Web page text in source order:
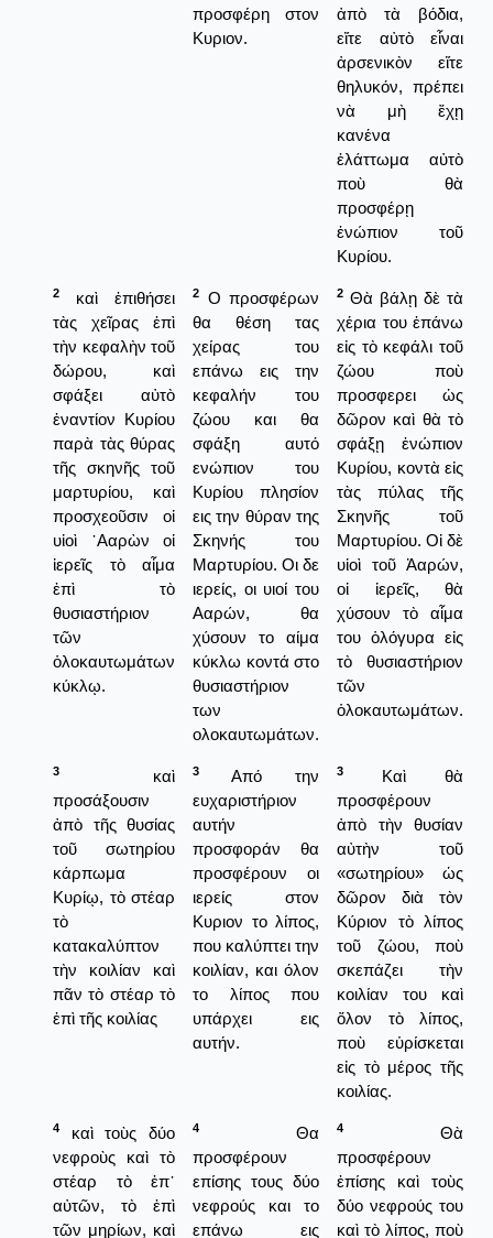
προσφέρη στον
Κυριον.
ἀπὸ τὰ βόδια,
εἴτε αὐτὸ εἶναι
ἀρσενικὸν εἴτε
θηλυκόν, πρέπει
νὰ μὴ ἔχῃ
κανένα
ἐλάττωμα αὐτὸ
ποὺ θὰ
προσφέρῃ
ἐνώπιον τοῦ
Κυρίου.
2
καὶ ἐπιθήσει
τὰς χεῖρας ἐπὶ
τὴν κεφαλὴν τοῦ
δώρου, καὶ
σφάξει αὐτὸ
ἐναντίον Κυρίου
παρὰ τὰς θύρας
τῆς σκηνῆς τοῦ
μαρτυρίου, καὶ
προσχεοῦσιν οἱ
υἱοὶ ᾿Ααρὼν οἱ
ἱερεῖς τὸ αἷμα
ἐπὶ τὸ
θυσιαστήριον
τῶν
ὁλοκαυτωμάτων
κύκλῳ.
2
Ο προσφέρων
θα θέση τας
χείρας του
επάνω εις την
κεφαλήν του
ζώου και θα
σφάξη αυτό
ενώπιον του
Κυρίου πλησίον
εις την θύραν της
Σκηνής του
Μαρτυρίου. Οι δε
ιερείς, οι υιοί του
Ααρών, θα
χύσουν το αίμα
κύκλω κοντά στο
θυσιαστήριον
των
ολοκαυτωμάτων.
2 Θὰ βάλῃ δὲ τὰ
χέρια του ἐπάνω
εἰς τὸ κεφάλι τοῦ
ζώου ποὺ
προσφερει ὡς
δῶρον καὶ θὰ τὸ
σφάξῃ ἐνώπιον
Κυρίου, κοντὰ εἰς
τὰς πύλας τῆς
Σκηνῆς τοῦ
Μαρτυρίου. Οἱ δὲ
υἱοὶ τοῦ Ἀαρών,
οἱ ἱερεῖς, θὰ
χύσουν τὸ αἷμα
του ὁλόγυρα εἰς
τὸ θυσιαστήριον
τῶν
ὁλοκαυτωμάτων.
3
καὶ
προσάξουσιν
ἀπὸ τῆς θυσίας
τοῦ σωτηρίου
κάρπωμα
Κυρίῳ, τὸ στέαρ
τὸ
κατακαλύπτον
τὴν κοιλίαν καὶ
πᾶν τὸ στέαρ τὸ
ἐπὶ τῆς κοιλίας
3
Από την
ευχαριστήριον
αυτήν
προσφοράν θα
προσφέρουν οι
ιερείς στον
Κυριον το λίπος,
που καλύπτει την
κοιλίαν, και όλον
το λίπος που
υπάρχει εις
αυτήν.
3
Καὶ θὰ
προσφέρουν
ἀπὸ τὴν θυσίαν
αὐτὴν τοῦ
«σωτηρίου» ὡς
δῶρον διὰ τὸν
Κύριον τὸ λίπος
τοῦ ζώου, ποὺ
σκεπάζει τὴν
κοιλίαν του καὶ
ὅλον τὸ λίπος,
ποὺ εὑρίσκεται
εἰς τὸ μέρος τῆς
κοιλίας.
4
καὶ τοὺς δύο
νεφροὺς καὶ τὸ
στέαρ τὸ ἐπ᾿
αὐτῶν, τὸ ἐπὶ
τῶν μηρίων, καὶ
4
Θα
προσφέρουν
επίσης τους δύο
νεφρούς και το
επάνω εις
4
Θὰ
προσφέρουν
ἐπίσης καὶ τοὺς
δύο νεφρούς του
καὶ τὸ λίπος, ποὺ